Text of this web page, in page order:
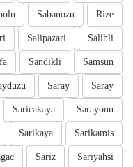
Rize
Sabanozu
Salihli
Salipazari
Samsun
Sandikli
Saray
Saray
Sarayonu
Saricakaya
Sarikamis
Sarikaya
Sariyahsi
Sariz